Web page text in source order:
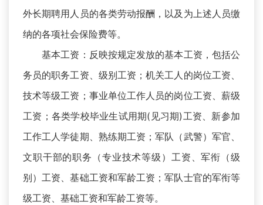
外长期聘用人员的各类劳动报酬，以及为上述人员缴
纳的各项社会保险费等。
基本工资：反映按规定发放的基本工资，包括公
务员的职务工资、级别工资；机关工人的岗位工资、
技术等级工资；事业单位工作人员的岗位工资、薪级
工资；各类学校毕业生试用期(见习期)工资、新参加
工作工人学徒期、熟练期工资；军队（武警）军官、
文职干部的职务（专业技术等级）工资、军衔（级
别）工资、基础工资和军龄工资；军队士官的军衔等
级工资、基础工资和军龄工资等。